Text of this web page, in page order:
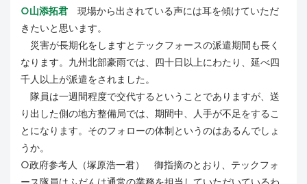
○山添拓君 現場から出されている声には耳を傾けていただ
きたいと思います。
災害が長期化をしますとテックフォースの派遣期間も長く
なります。九州北部豪雨では、四十日以上にわたり、延べ四
千人以上が派遣をされました。
隊員は一週間程度で交代するということでありますが、送
り出した側の地方整備局では、期間中、人手が不足をするこ
とになります。そのフォローの体制というのはあるんでしょ
うか。
○政府参考人（塚原浩一君） 御指摘のとおり、テックフォ
ース隊員はふだんは通常の業務を担当していただいているわ